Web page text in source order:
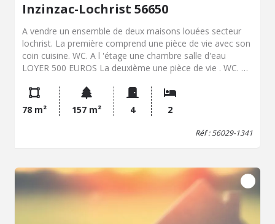
Inzinzac-Lochrist 56650
A vendre un ensemble de deux maisons louées secteur
lochrist. La première comprend une pièce de vie avec son
coin cuisine. WC. A l 'étage une chambre salle d'eau
LOYER 500 EUROS La deuxième une pièce de vie . WC. A l
78 m² 157 m² 4 2
Réf : 56029-1341